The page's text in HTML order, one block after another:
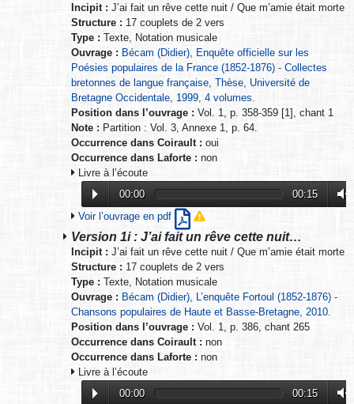
Incipit : J’ai fait un rêve cette nuit / Que m’amie était morte
Structure : 17 couplets de 2 vers
Type : Texte, Notation musicale
Ouvrage : Bécam (Didier), Enquête officielle sur les
Poésies populaires de la France (1852-1876) - Collectes
bretonnes de langue française, Thèse, Université de
Bretagne Occidentale, 1999, 4 volumes.
Position dans l’ouvrage : Vol. 1, p. 358-359 [1], chant 1
Note : Partition : Vol. 3, Annexe 1, p. 64.
Occurrence dans Coirault : oui
Occurrence dans Laforte : non
Livre à l’écoute
00:00
00:15
Voir l’ouvrage en pdf
Version 1i : J’ai fait un rêve cette nuit…
Incipit : J’ai fait un rêve cette nuit / Que m’amie était morte
Structure : 17 couplets de 2 vers
Type : Texte, Notation musicale
Ouvrage : Bécam (Didier), L’enquête Fortoul (1852-1876) -
Chansons populaires de Haute et Basse-Bretagne, 2010.
Position dans l’ouvrage : Vol. 1, p. 386, chant 265
Occurrence dans Coirault : non
Occurrence dans Laforte : non
Livre à l’écoute
00:00
00:15